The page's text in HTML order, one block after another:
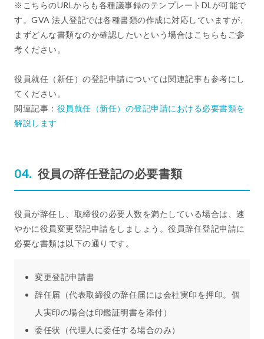
※こちらのURLからも各種議事録のテンプレートDLが可能で
す。GVA 法人登記では各種書類の作成に対応していますが、
まずどんな書類なのか確認したいという場合はこちらもご参
考ください。
役員就任（新任）の登記申請については関連記事も参考にし
てください。
関連記事： 役員就任（新任）の登記申請における必要書類を
解説します
役員の辞任登記の必要書類
役員が辞任し、取締役の必要人数を満たしている場合は、速
やかに役員変更登記申請をしましょう。役員辞任登記申請に
必要な書類は以下の通りです。
変更登記申請書
辞任届（代表取締役の辞任届には会社実印を押印。個
人実印の場合は印鑑証明書を添付）
委任状（代理人に委任する場合のみ）